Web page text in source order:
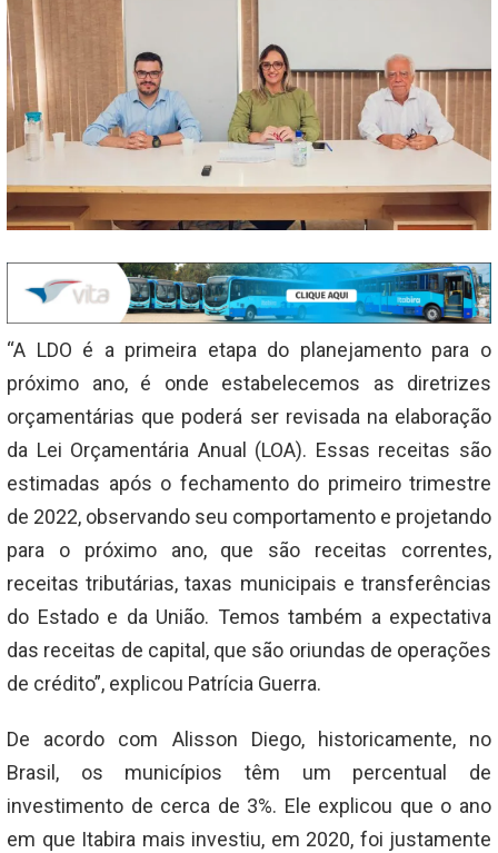
“A LDO é a primeira etapa do planejamento para o
próximo ano, é onde estabelecemos as diretrizes
orçamentárias que poderá ser revisada na elaboração
da Lei Orçamentária Anual (LOA). Essas receitas são
estimadas após o fechamento do primeiro trimestre
de 2022, observando seu comportamento e projetando
para o próximo ano, que são receitas correntes,
receitas tributárias, taxas municipais e transferências
do Estado e da União. Temos também a expectativa
das receitas de capital, que são oriundas de operações
de crédito”, explicou Patrícia Guerra.
De acordo com Alisson Diego, historicamente, no
Brasil, os municípios têm um percentual de
investimento de cerca de 3%. Ele explicou que o ano
em que Itabira mais investiu, em 2020, foi justamente